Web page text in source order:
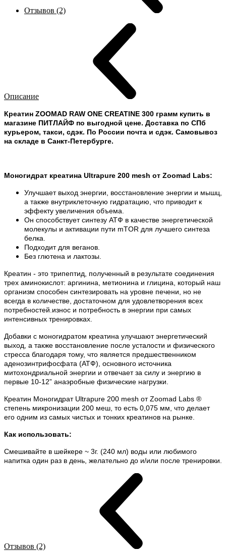
Отзывов (2)
Описание
Креатин ZOOMAD RAW ONE CREATINE 300 грамм купить в
магазине ПИТЛАЙФ по выгодной цене. Доставка по СПб
курьером, такси, сдэк. По России почта и сдэк. Самовывоз
на складе в Санкт-Петербурге.
Моногидрат креатина Ultrapure 200 mesh от Zoomad Labs:
Улучшает выход энергии, восстановление энергии и мышц,
а также внутриклеточную гидратацию, что приводит к
эффекту увеличения объема.
Он способствует синтезу АТФ в качестве энергетической
молекулы и активации пути mTOR для лучшего синтеза
белка.
Подходит для веганов.
Без глютена и лактозы.
Креатин - это трипептид, полученный в результате соединения
трех аминокислот: аргинина, метионина и глицина, который наш
организм способен синтезировать на уровне печени, но не
всегда в количестве, достаточном для удовлетворения всех
потребностей.износ и потребность в энергии при самых
интенсивных тренировках.
Добавки с моногидратом креатина улучшают энергетический
выход, а также восстановление после усталости и физического
стресса благодаря тому, что является предшественником
аденозинтрифосфата (АТФ), основного источника
митохондриальной энергии и отвечает за силу и энергию в
первые 10-12” анаэробные физические нагрузки.
Креатин Моногидрат Ultrapure 200 mesh от Zoomad Labs ®
степень микронизации 200 меш, то есть 0,075 мм, что делает
его одним из самых чистых и тонких креатинов на рынке.
Как использовать:
Смешивайте в шейкере ~ 3г. (240 мл) воды или любимого
напитка один раз в день, желательно до и/или после тренировки.
Отзывов (2)